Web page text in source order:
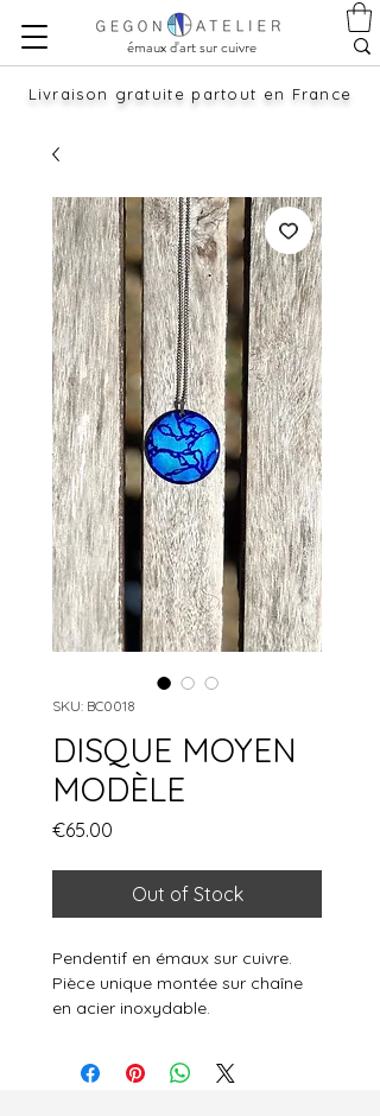
émaux d'art sur cuivre
Livraison gratuite partout en France
SKU: BC0018
DISQUE MOYEN
MODÈLE
€65.00
Out of Stock
Pendentif en émaux sur cuivre.
Pièce unique montée sur chaîne
en acier inoxydable.
Longueur de chaîne 23cm
Les couleurs sont susceptibles de